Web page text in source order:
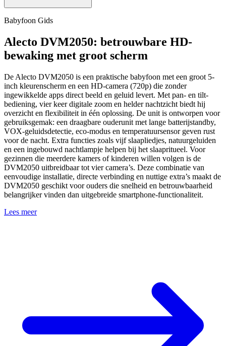
Babyfoon Gids
Alecto DVM2050: betrouwbare HD-
bewaking met groot scherm
De Alecto DVM2050 is een praktische babyfoon met een groot 5-
inch kleurenscherm en een HD-camera (720p) die zonder
ingewikkelde apps direct beeld en geluid levert. Met pan- en tilt-
bediening, vier keer digitale zoom en helder nachtzicht biedt hij
overzicht en flexibiliteit in één oplossing. De unit is ontworpen voor
gebruiksgemak: een draagbare ouderunit met lange batterijstandby,
VOX-geluidsdetectie, eco-modus en temperatuursensor geven rust
voor de nacht. Extra functies zoals vijf slaapliedjes, natuurgeluiden
en een ingebouwd nachtlampje helpen bij het slaapritueel. Voor
gezinnen die meerdere kamers of kinderen willen volgen is de
DVM2050 uitbreidbaar tot vier camera’s. Deze combinatie van
eenvoudige installatie, directe verbinding en nuttige extra’s maakt de
DVM2050 geschikt voor ouders die snelheid en betrouwbaarheid
belangrijker vinden dan uitgebreide smartphone-functionaliteit.
Lees meer